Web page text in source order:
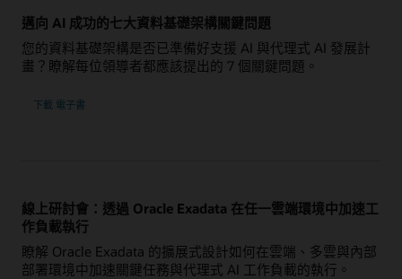
邁向 AI 成功的七大資料基礎架構關鍵問題
您的資料基礎架構是否已準備好支援 AI 與代理式 AI 發展計
畫？瞭解每位領導者都應該提出的 7 個關鍵問題。
下載
料
基
礎
架
構
問
題》
電子書
線上研討會：透過 Oracle Exadata 在任一雲端環境中加速工
作負載執行
瞭解 Oracle Exadata 的擴展式設計如何在雲端、多雲與內部
部署環境中加速關鍵任務與代理式 AI 工作負載的執行。